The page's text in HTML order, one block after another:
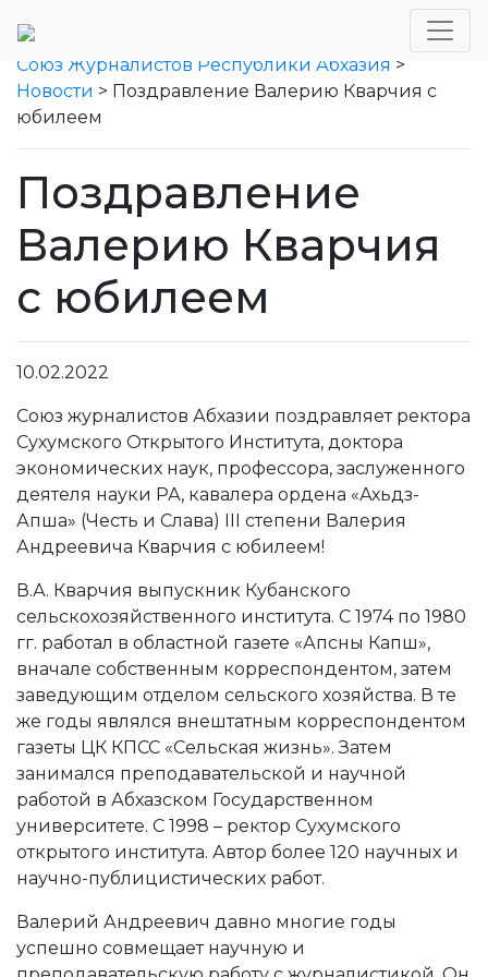
Союз Журналистов Республики Абхазия >
Новости > Поздравление Валерию Кварчия с
юбилеем
Поздравление
Валерию Кварчия
с юбилеем
10.02.2022
Союз журналистов Абхазии поздравляет ректора
Сухумского Открытого Института, доктора
экономических наук, профессора, заслуженного
деятеля науки РА, кавалера ордена «Ахьдз-
Апша» (Честь и Слава) III степени Валерия
Андреевича Кварчия с юбилеем!
В.А. Кварчия выпускник Кубанского
сельскохозяйственного института. С 1974 по 1980
гг. работал в областной газете «Апсны Капш»,
вначале собственным корреспондентом, затем
заведующим отделом сельского хозяйства. В те
же годы являлся внештатным корреспондентом
газеты ЦК КПСС «Сельская жизнь». Затем
занимался преподавательской и научной
работой в Абхазском Государственном
университете. С 1998 – ректор Сухумского
открытого института. Автор более 120 научных и
научно-публицистических работ.
Валерий Андреевич давно многие годы
успешно совмещает научную и